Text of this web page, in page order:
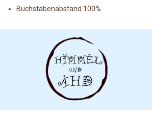
Buchstabenabstand 100%